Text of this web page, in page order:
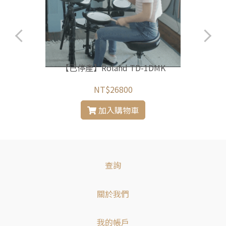
【已停產】Roland TD-1DMK
NT$26800
加入購物車
查詢
關於我們
我的帳戶